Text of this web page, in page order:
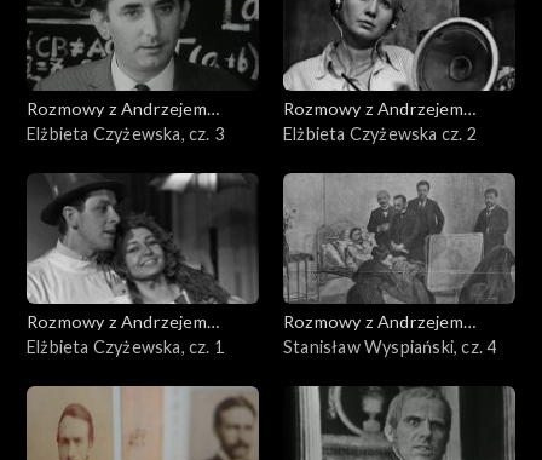
Rozmowy z Andrzejem
Doboszem
Elżbieta Czyżewska, cz. 3
Rozmowy z Andrzejem
Doboszem
Elżbieta Czyżewska cz. 2
Rozmowy z Andrzejem
Doboszem
Elżbieta Czyżewska, cz. 1
Rozmowy z Andrzejem
Doboszem
Stanisław Wyspiański, cz. 4